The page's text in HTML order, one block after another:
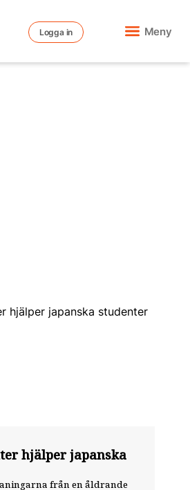
Logga in Meny
hjälper japanska
från en åldrande